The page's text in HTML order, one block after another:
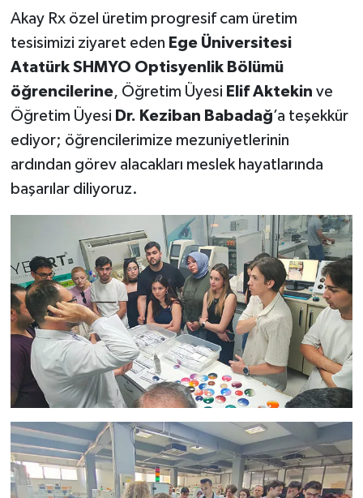
Akay Rx özel üretim progresif cam üretim
tesisimizi ziyaret eden Ege Üniversitesi
Atatürk SHMYO Optisyenlik Bölümü
öğrencilerine, Öğretim Üyesi Elif Aktekin ve
Öğretim Üyesi Dr. Keziban Babadağ’a teşekkür
ediyor; öğrencilerimize mezuniyetlerinin
ardından görev alacakları meslek hayatlarında
başarılar diliyoruz.